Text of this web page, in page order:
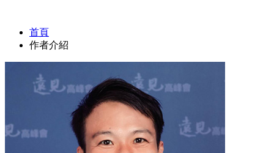
首頁
作者介紹